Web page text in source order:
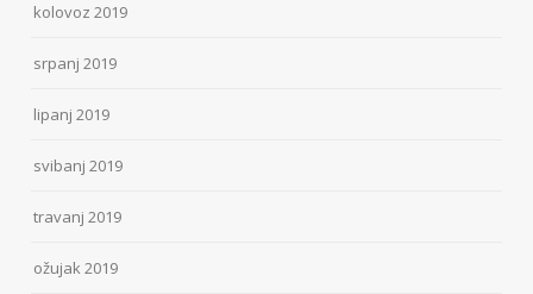
kolovoz 2019
srpanj 2019
lipanj 2019
svibanj 2019
travanj 2019
ožujak 2019